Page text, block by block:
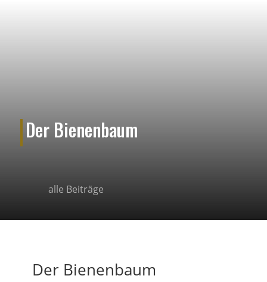
Der Bienenbaum
alle Beiträge
Der Bienenbaum